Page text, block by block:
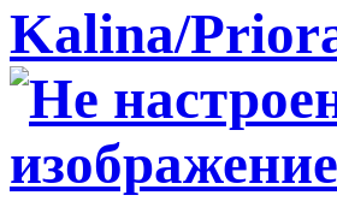
Kalina/